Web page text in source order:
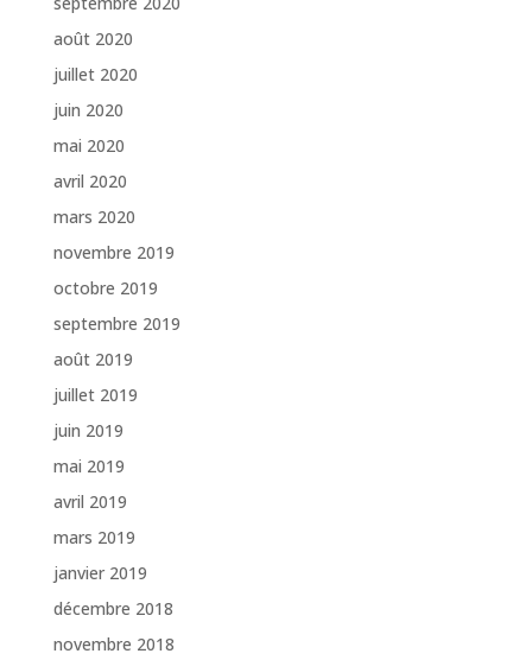
août 2020
juillet 2020
juin 2020
mai 2020
avril 2020
mars 2020
novembre 2019
octobre 2019
septembre 2019
août 2019
juillet 2019
juin 2019
mai 2019
avril 2019
mars 2019
janvier 2019
décembre 2018
novembre 2018